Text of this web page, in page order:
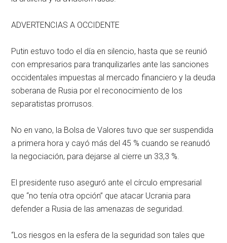
ADVERTENCIAS A OCCIDENTE
Putin estuvo todo el día en silencio, hasta que se reunió
con empresarios para tranquilizarles ante las sanciones
occidentales impuestas al mercado financiero y la deuda
soberana de Rusia por el reconocimiento de los
separatistas prorrusos.
No en vano, la Bolsa de Valores tuvo que ser suspendida
a primera hora y cayó más del 45 % cuando se reanudó
la negociación, para dejarse al cierre un 33,3 %.
El presidente ruso aseguró ante el círculo empresarial
que “no tenía otra opción” que atacar Ucrania para
defender a Rusia de las amenazas de seguridad.
“Los riesgos en la esfera de la seguridad son tales que